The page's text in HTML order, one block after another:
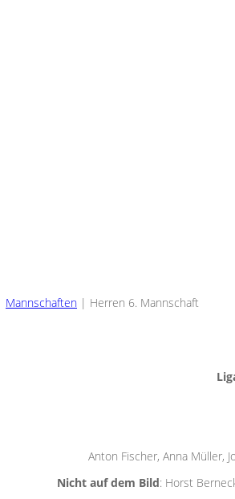
Mannschaften | Herren 6. Mannschaft
Anton Fischer, Anna Müller,
Nicht auf dem Bild: Horst